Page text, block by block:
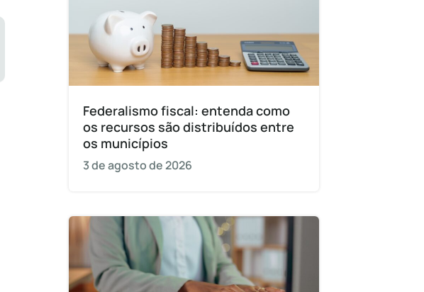
Federalismo fiscal: entenda como
os recursos são distribuídos entre
os municípios
3 de agosto de 2026